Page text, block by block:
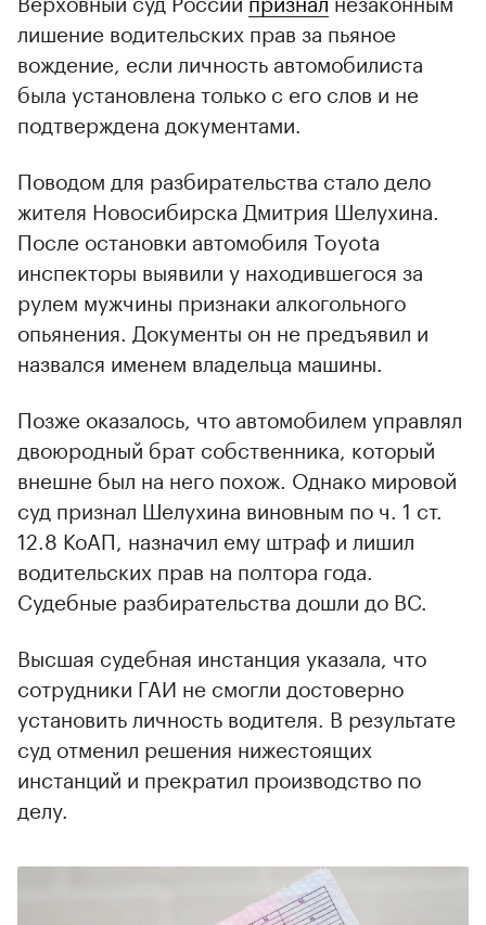
00:00 / 00:00
лишение водительских прав за пьяное
вождение, если личность автомобилиста
была установлена только с его слов и не
подтверждена документами.
Поводом для разбирательства стало дело
жителя Новосибирска Дмитрия Шелухина.
После остановки автомобиля Toyota
инспекторы выявили у находившегося за
рулем мужчины признаки алкогольного
опьянения. Документы он не предъявил и
назвался именем владельца машины.
Позже оказалось, что автомобилем управлял
двоюродный брат собственника, который
внешне был на него похож. Однако мировой
суд признал Шелухина виновным по ч. 1 ст.
12.8 КоАП, назначил ему штраф и лишил
водительских прав на полтора года.
Судебные разбирательства дошли до ВС.
Высшая судебная инстанция указала, что
сотрудники ГАИ не смогли достоверно
установить личность водителя. В результате
суд отменил решения нижестоящих
инстанций и прекратил производство по
делу.